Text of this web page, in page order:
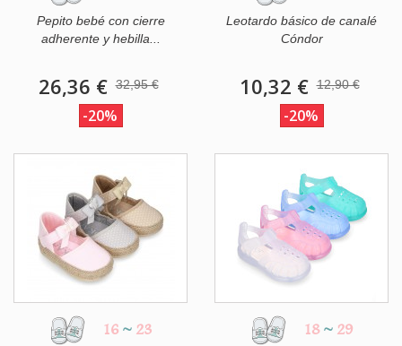
Pepito bebé con cierre
adherente y hebilla...
26,36 € 32,95 €
-20%
Leotardo básico de canalé
Cóndor
10,32 € 12,90 €
-20%
16 ~ 23 18 ~ 29